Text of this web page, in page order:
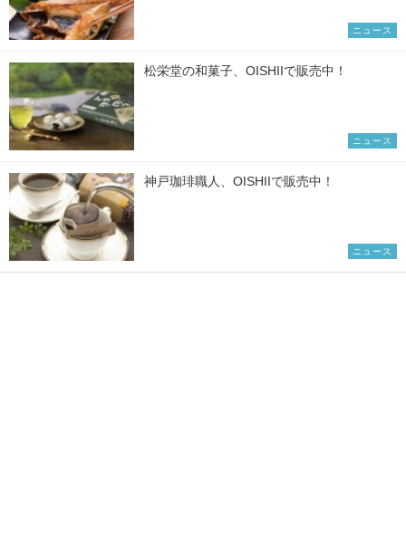
ニュース
松栄堂の和菓子、OISHIIで販売中！
ニュース
神戸珈琲職人、OISHIIで販売中！
ニュース